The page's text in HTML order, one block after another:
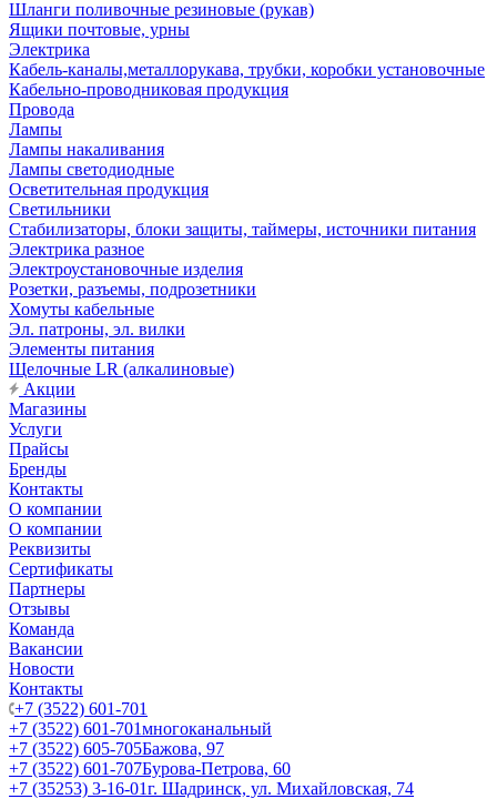
Шланги поливочные резиновые (рукав)
Ящики почтовые, урны
Электрика
Кабель-каналы,металлорукава, трубки, коробки установочные
Кабельно-проводниковая продукция
Провода
Лампы
Лампы накаливания
Лампы светодиодные
Осветительная продукция
Светильники
Стабилизаторы, блоки защиты, таймеры, источники питания
Электрика разное
Электроустановочные изделия
Розетки, разъемы, подрозетники
Хомуты кабельные
Эл. патроны, эл. вилки
Элементы питания
Щелочные LR (алкалиновые)
Акции
Магазины
Услуги
Прайсы
Бренды
Контакты
О компании
О компании
Реквизиты
Сертификаты
Партнеры
Отзывы
Команда
Вакансии
Новости
Контакты
+7 (3522) 601-701
+7 (3522) 601-701многоканальный
+7 (3522) 605-705Бажова, 97
+7 (3522) 601-707Бурова-Петрова, 60
+7 (35253) 3-16-01г. Шадринск, ул. Михайловская, 74